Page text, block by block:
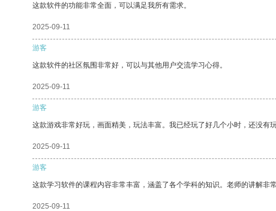
这款软件的功能非常全面，可以满足我所有需求。
2025-09-11
游客
这款软件的社区氛围非常好，可以与其他用户交流学习心得。
2025-09-11
游客
这款游戏非常好玩，画面精美，玩法丰富。我已经玩了好几个小时，还没有玩
2025-09-11
游客
这款学习软件的课程内容非常丰富，涵盖了各个学科的知识。老师的讲解非
2025-09-11